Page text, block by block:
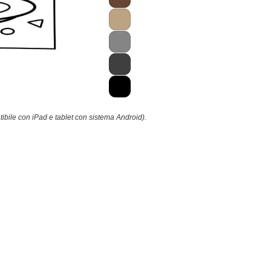
con iPad e tablet con sistema Android).